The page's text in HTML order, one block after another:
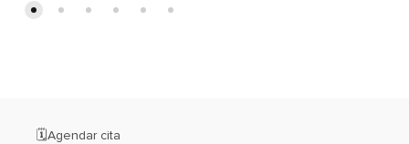
🗓️Agendar cita